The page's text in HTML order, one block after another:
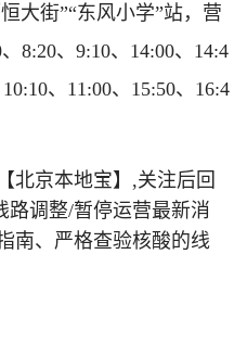
街”“东风小学”站，营
8:20、9:10、14:00、14:4
、11:00、15:50、16:4
北京本地宝】,关注后回
路调整/暂停运营最新消
南、严格查验核酸的线